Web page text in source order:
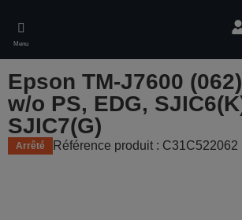
main
content
Menu
Epson TM-J7600
w/o PS, EDG,
SJIC7(G)
Arrêté Référence produit : C31C522062